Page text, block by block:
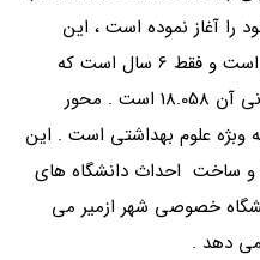
2018 فعالیت خود را آغاز نموده است ، این
دانشگاه به دلیل آنکه تازه تاسیس است و فقط 6 سال است که
فعالیت خود را شروع کرده رتبه جهانی آن 18.058 است . محور
وبژه علوم بهداشتی است . این
و ساخت احداث دانشگاه های
خصوصی شهر ازمیر می
می دهد .